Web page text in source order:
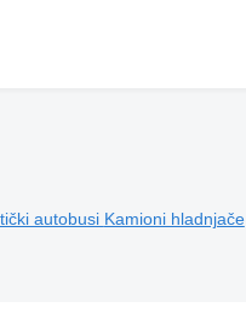
autobusi Kamioni hladnjače